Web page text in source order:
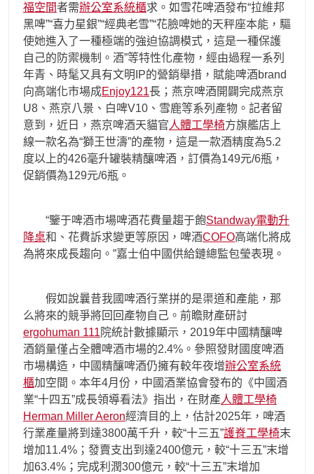
福空間者需辦公室系統櫃求。如雪花啤酒發布“拉維邦
黑啤”“喜力星銀”“經典老雪”“花臉啤她的天秤座本能，驅
使她進入了一種極端的強迫協調模式，這是一種保護
自己的防禦機制。酒”等特性化產物，經由過程一系列
年青、時髦又具有文明IP的營銷舉措，賦能啤酒brand
向高端化市場成Enjoy121長；燕京啤酒開闢完成燕京
U8、燕京八景、白啤V10、雪鹿等系列產物。記者留
意到，近日，燕京啤酒天貓官人體工學椅方旗艦店上
線一款名為“獅王世濤”的產物，這是一款酒精度為5.2
度以上的426毫升罐裝精釀啤酒，訂價為149元/6瓶，
促銷價為129元/6瓶。
“鑒于啤酒市場啤酒花費量趨于飽Standway電動升
降桌和、花費訴求變更等原因，啤酒COFO高端化將成
為將來成長趨向。”嘉士伯中國供給鏈總監包瑩表現。
假如說曩昔我國啤酒行業拼的是渠道和產能，那
么將來的競爭將回回產物自己。前瞻財產研討
ergohuman 111 院統計數據顯示，2019年中國精釀啤
酒銷量僅占全體啤酒市場的2.4%。參照發財國度啤酒
市場構造，中國精釀啤酒仍擁有較年夜增辦公室系統
櫃加空間。本年4月份，中國酒業協會發布的《中國酒
業“十四五”成長領導看法》指出，在財產人體工學椅
Herman Miller Aeron經濟目的上，估計2025年，啤酒
行業產量將到達3800萬千升，較“十三五”護脊工學椅末
增加11.4%；發賣支出到達2400億元，較“十三五”末增
加63.4%；完成利潤300億元，較“十三五”末增加